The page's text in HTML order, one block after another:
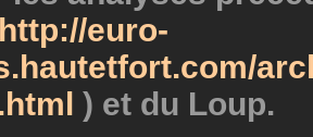
http://euro-
) et du Loup.